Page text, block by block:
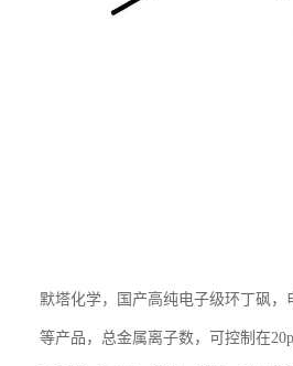
默塔化学，国产高纯电子级环丁砜
等产品，总金属离子数，可控制在